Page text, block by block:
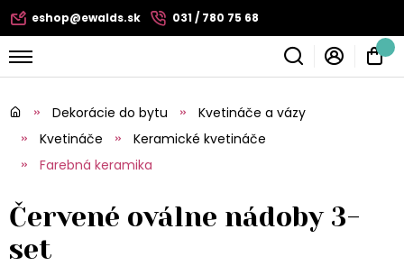
eshop@ewalds.sk 031 / 780 75 68
Dekorácie do bytu
Kvetináče a vázy
Kvetináče
Keramické kvetináče
Farebná keramika
Červené oválne nádoby 3-
set